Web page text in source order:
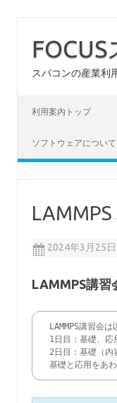
スパコンの産業利
利用案内トップ
ソフトウェアについて
2024年3月25日
LAMMPS講習
LAMMPS講習会
1日目：基礎、応
2日目：基礎（
基礎と応用をあ